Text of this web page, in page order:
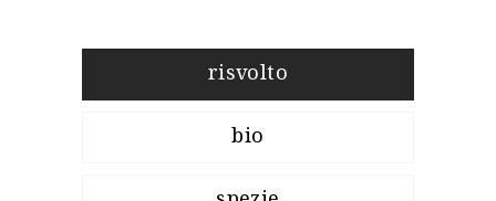
risvolto
bio